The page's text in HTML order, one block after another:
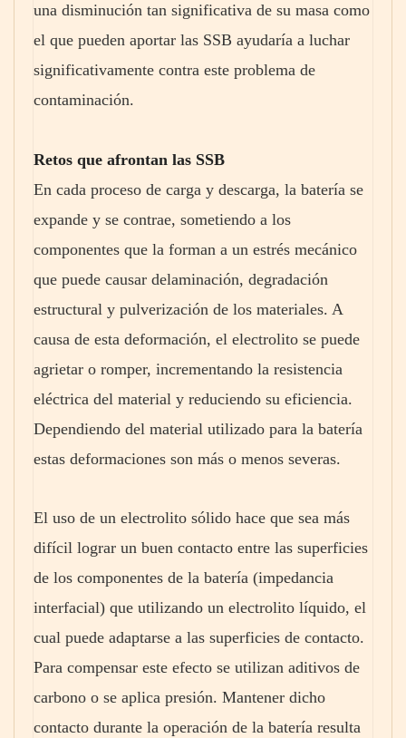
una disminución tan significativa de su masa como
el que pueden aportar las SSB ayudaría a luchar
significativamente contra este problema de
contaminación.
Retos que afrontan las SSB
En cada proceso de carga y descarga, la batería se
expande y se contrae, sometiendo a los
componentes que la forman a un estrés mecánico
que puede causar delaminación, degradación
estructural y pulverización de los materiales. A
causa de esta deformación, el electrolito se puede
agrietar o romper, incrementando la resistencia
eléctrica del material y reduciendo su eficiencia.
Dependiendo del material utilizado para la batería
estas deformaciones son más o menos severas.
El uso de un electrolito sólido hace que sea más
difícil lograr un buen contacto entre las superficies
de los componentes de la batería (impedancia
interfacial) que utilizando un electrolito líquido, el
cual puede adaptarse a las superficies de contacto.
Para compensar este efecto se utilizan aditivos de
carbono o se aplica presión. Mantener dicho
contacto durante la operación de la batería resulta